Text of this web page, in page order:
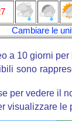
Cambiare le
a 10 giorni
sono
per vedere il
visualizzare le